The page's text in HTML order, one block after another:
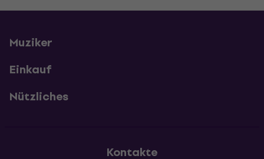
Muziker
Einkauf
Nützliches
Kontakte